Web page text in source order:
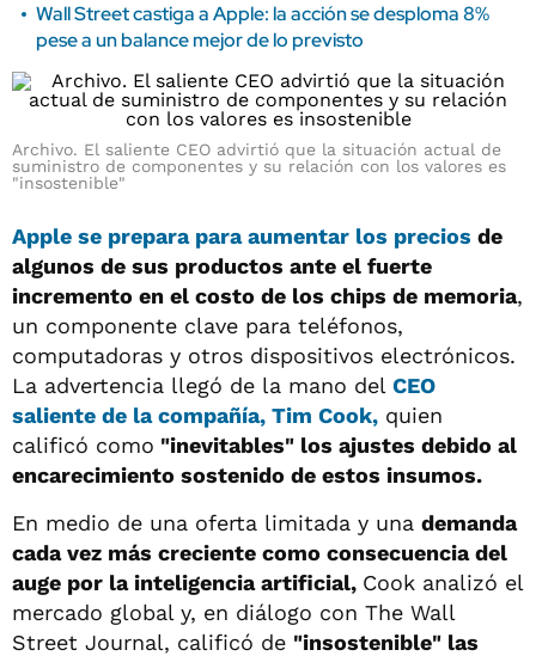
Wall Street castiga a Apple: la acción se desploma 8%
pese a un balance mejor de lo previsto
Archivo. El saliente CEO advirtió que la situación actual de
suministro de componentes y su relación con los valores es
"insostenible"
Apple se prepara para aumentar los precios de
algunos de sus productos ante el fuerte
incremento en el costo de los chips de memoria,
un componente clave para teléfonos,
computadoras y otros dispositivos electrónicos.
La advertencia llegó de la mano del CEO
saliente de la compañía, Tim Cook, quien
calificó como "inevitables" los ajustes debido al
encarecimiento sostenido de estos insumos.
En medio de una oferta limitada y una demanda
cada vez más creciente como consecuencia del
auge por la inteligencia artificial, Cook analizó el
mercado global y, en diálogo con The Wall
Street Journal, calificó de "insostenible" las